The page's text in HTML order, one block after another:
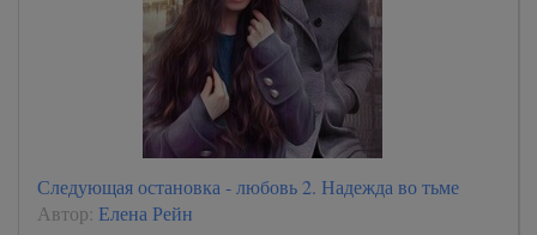
Следующая остановка - любовь 2. Надежда во тьме
Автор: Елена Рейн